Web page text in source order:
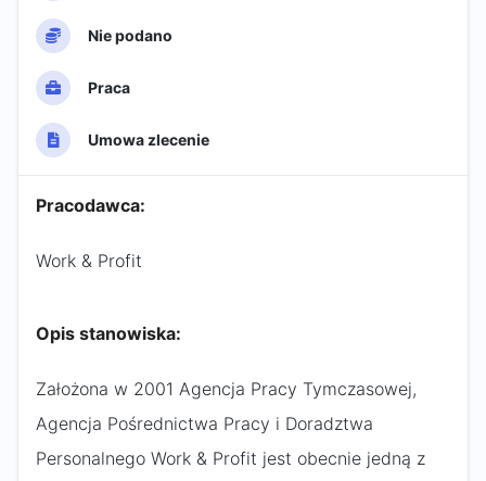
Nie podano
Praca
Umowa zlecenie
Pracodawca:
Work & Profit
Opis stanowiska:
Założona w 2001 Agencja Pracy Tymczasowej,
Agencja Pośrednictwa Pracy i Doradztwa
Personalnego Work & Profit jest obecnie jedną z